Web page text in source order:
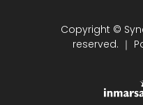
Copyright ©
reserved. ｜